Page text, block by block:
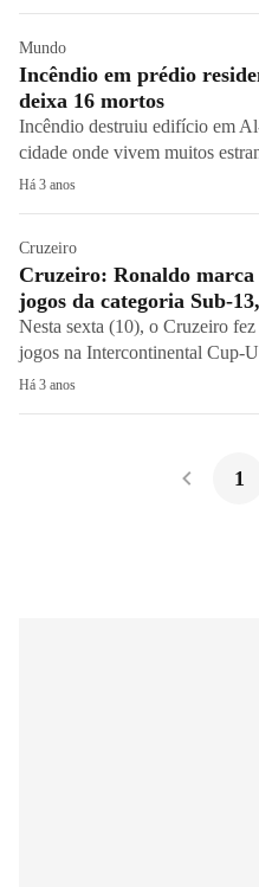
Mundo
Incêndio em prédio
deixa 16 mortos
Incêndio destruiu edifício em
cidade onde vivem muitos
Há 3 anos
Cruzeiro
Cruzeiro: Ronaldo marca
jogos da categoria Sub-
Nesta sexta (10), o Cruzeiro
jogos na Intercontinental Cup-
Há 3 anos
1